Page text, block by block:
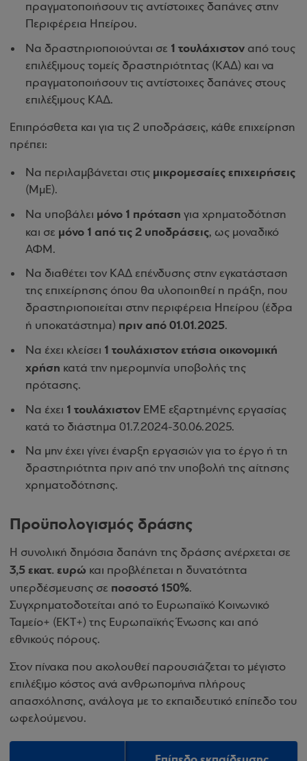
πραγματοποιήσουν τις αντίστοιχες δαπάνες στην
Περιφέρεια Ηπείρου.
Να δραστηριοποιούνται σε 1 τουλάχιστον από τους
επιλέξιμους τομείς δραστηριότητας (ΚΑΔ) και να
πραγματοποιήσουν τις αντίστοιχες δαπάνες στους
επιλέξιμους ΚΑΔ.
Επιπρόσθετα και για τις 2 υποδράσεις, κάθε επιχείρηση
πρέπει:
Να περιλαμβάνεται στις μικρομεσαίες επιχειρήσεις
(ΜμΕ).
Να υποβάλει μόνο 1 πρόταση για χρηματοδότηση
και σε μόνο 1 από τις 2 υποδράσεις, ως μοναδικό
ΑΦΜ.
Να διαθέτει τον ΚΑΔ επένδυσης στην εγκατάσταση
της επιχείρησης όπου θα υλοποιηθεί η πράξη, που
δραστηριοποιείται στην περιφέρεια Ηπείρου (έδρα
ή υποκατάστημα) πριν από 01.01.2025.
Να έχει κλείσει 1 τουλάχιστον ετήσια οικονομική
χρήση κατά την ημερομηνία υποβολής της
πρότασης.
Να έχει 1 τουλάχιστον ΕΜΕ εξαρτημένης εργασίας
κατά το διάστημα 01.7.2024-30.06.2025.
Να μην έχει γίνει έναρξη εργασιών για το έργο ή τη
δραστηριότητα πριν από την υποβολή της αίτησης
χρηματοδότησης.
Προϋπολογισμός δράσης
Η συνολική δημόσια δαπάνη της δράσης ανέρχεται σε
3,5 εκατ. ευρώ και προβλέπεται η δυνατότητα
υπερδέσμευσης σε ποσοστό 150%.
Συγχρηματοδοτείται από το Ευρωπαϊκό Κοινωνικό
Ταμείο+ (ΕΚΤ+) της Ευρωπαϊκής Ένωσης και από
εθνικούς πόρους.
Στον πίνακα που ακολουθεί παρουσιάζεται το μέγιστο
επιλέξιμο κόστος ανά ανθρωπομήνα πλήρους
απασχόλησης, ανάλογα με το εκπαιδευτικό επίπεδο του
ωφελούμενου.